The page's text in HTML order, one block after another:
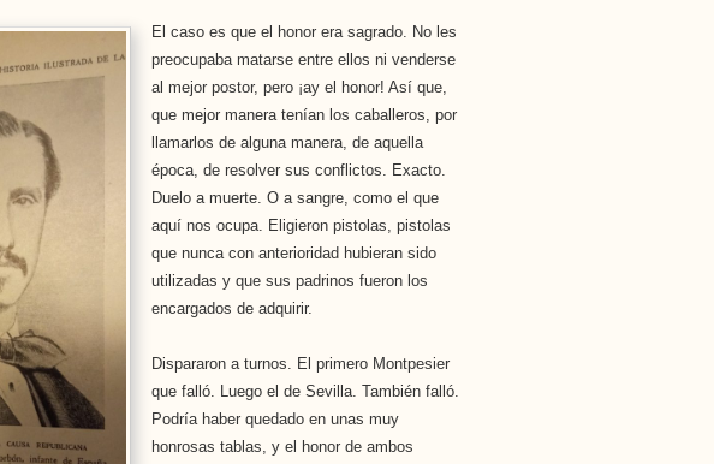
El caso es que el honor era sagrado. No les
preocupaba matarse entre ellos ni venderse
al mejor postor, pero ¡ay el honor! Así que,
que mejor manera tenían los caballeros, por
llamarlos de alguna manera, de aquella
época, de resolver sus conflictos. Exacto.
Duelo a muerte. O a sangre, como el que
aquí nos ocupa. Eligieron pistolas, pistolas
que nunca con anterioridad hubieran sido
utilizadas y que sus padrinos fueron los
encargados de adquirir.
Dispararon a turnos. El primero Montpesier
que falló. Luego el de Sevilla. También falló.
Podría haber quedado en unas muy
honrosas tablas, y el honor de ambos